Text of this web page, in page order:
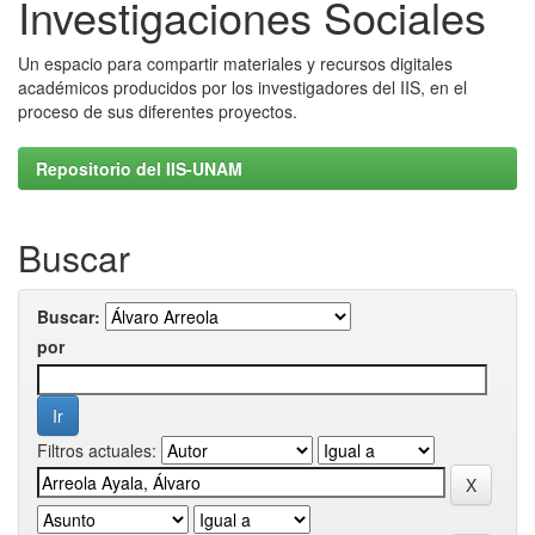
Investigaciones Sociales
Un espacio para compartir materiales y recursos digitales
académicos producidos por los investigadores del IIS, en el
proceso de sus diferentes proyectos.
Repositorio del IIS-UNAM
Buscar
Buscar:
por
Filtros actuales: